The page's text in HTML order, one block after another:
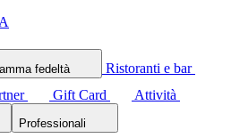
fedeltà
Ristoranti e bar
Gift Card Attività
Professionali